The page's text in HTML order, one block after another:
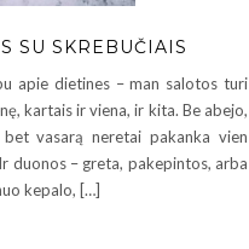
SU SKREBUČIAIS
apie dietines – man salotos turi
kartais ir viena, ir kita. Be abejo,
vasarą neretai pakanka vien
duonos – greta, pakepintos, arba
kepalo, […]